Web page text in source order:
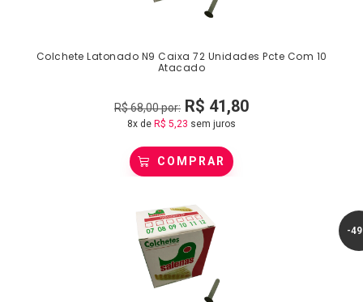
Colchete Latonado N9 Caixa 72 Unidades Pcte Com 10
Atacado
R$68,00por: R$ 41,80
8x de R$ 5,23 sem juros
COMPRAR
-